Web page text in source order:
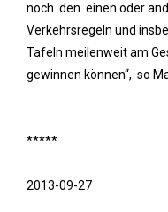
noch den einen oder
Verkehrsregeln und
Tafeln meilenweit am
gewinnen können“, so
*****
2013-09-27